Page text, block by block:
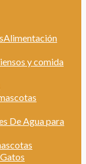
Alimentación